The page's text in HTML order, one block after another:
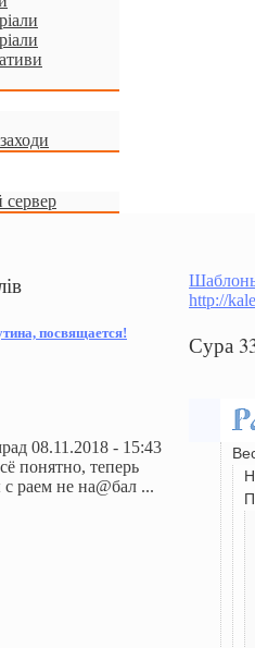
сервер
http://
Сура
посвящается!
08.11.2018 - 15:43
понятно, теперь
раем не на@бал ...